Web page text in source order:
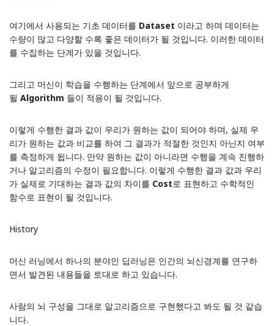
여기에서 사용되는 기초 데이터를 Dataset 이라고 하며 데이터는
수량이 많고 다양할 수록 좋은 데이터가 될 것입니다. 이러한 데이터
를 수집하는 단계가 있을 것입니다.
그리고 머신이 학습을 수행하는 단계에서 앞으로 공부하게
될 Algorithm 들이 적용이 될 것입니다.
이렇게 수행한 결과 값이 우리가 원하는 값이 되어야 하며, 실제 우
리가 원하는 값과 비교를 하여 그 결과가 적절한 것인지 아닌지 여부
를 측정하게 됩니다. 만약 원하는 값이 아니라면 수행을 계속 진행하
거나 알고리즘의 수정이 필요합니다. 이렇게 수행한 결과 값과 우리
가 실제로 기대하는 결과 값의 차이를 Cost로 표현하고 수학적인
함수로 표현이 될 것입니다.
History
머신 러닝에서 하나의 분야인 딥러닝은 인간의 뇌신경계를 연구하
면서 발견된 내용들을 토대로 하고 있습니다.
사람의 뇌 구성을 그대로 알고리즘으로 구현했다고 봐도 될 것 같습
니다.